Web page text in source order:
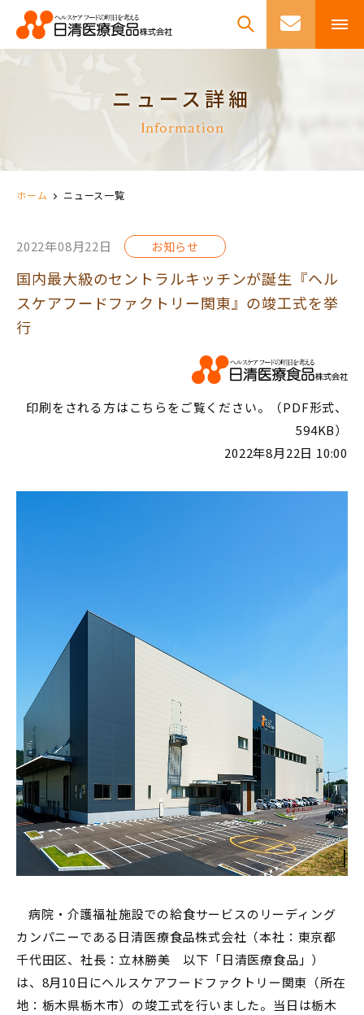
ニュース詳細
Information
ホーム ニュース一覧
2022年08月22日 お知らせ
国内最大級のセントラルキッチンが誕生『ヘル
スケアフードファクトリー関東』の竣工式を挙
行
印刷をされる方はこちらをご覧ください。（PDF形式、
594KB）
2022年8月22日 10:00
病院・介護福祉施設での給食サービスのリーディング
カンパニーである日清医療食品株式会社（本社：東京都
千代田区、社長：立林勝美 以下「日清医療食品」）
は、8月10日にヘルスケアフードファクトリー関東（所在
地：栃木県栃木市）の竣工式を行いました。当日は栃木